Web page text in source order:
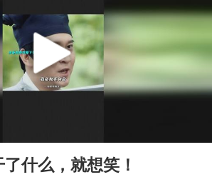
王艺迪2-4不敌张本美和止步4强
“白海豚”来了！第一批飞机已绑好
白海豚5次眼壁置换
2025年小学教师减少13.19万
什么，就想笑！